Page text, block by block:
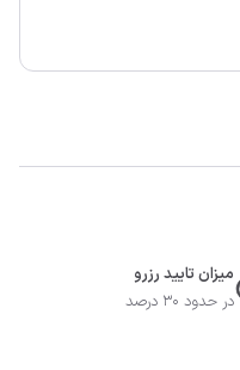
میزان تایید رزرو
در حدود 30 درصد